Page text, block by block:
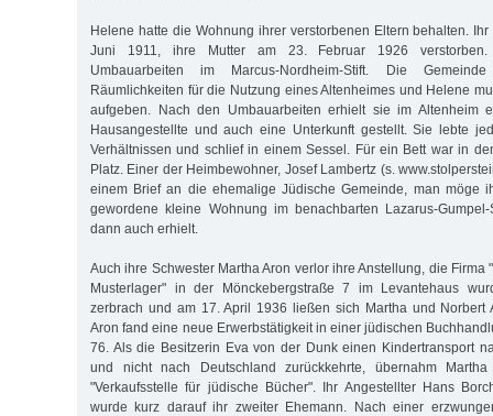
Helene hatte die Wohnung ihrer verstorbenen Eltern behalten.
Juni 1911, ihre Mutter am 23. Februar 1926 verstorben.
Umbauarbeiten im Marcus-Nordheim-Stift. Die
Räumlichkeiten für die Nutzung eines Altenheimes und Helene
aufgeben. Nach den Umbauarbeiten erhielt sie im Altenheim
Hausangestellte und auch eine Unterkunft gestellt. Sie lebte
Verhältnissen und schlief in einem Sessel. Für ein Bett war in
Platz. Einer der Heimbewohner, Josef Lambertz (s.
einem Brief an die ehemalige Jüdische Gemeinde, man möge
gewordene kleine Wohnung im benachbarten Lazarus-
dann auch erhielt.
Auch ihre Schwester Martha Aron verlor ihre Anstellung, die Firma
Musterlager" in der Mönckebergstraße 7 im Levantehaus
zerbrach und am 17. April 1936 ließen sich Martha und Norbert
Aron fand eine neue Erwerbstätigkeit in einer jüdischen
76. Als die Besitzerin Eva von der Dunk einen Kindertransport
und nicht nach Deutschland zurückkehrte, übernahm
"Verkaufsstelle für jüdische Bücher". Ihr Angestellter Hans
wurde kurz darauf ihr zweiter Ehemann. Nach einer